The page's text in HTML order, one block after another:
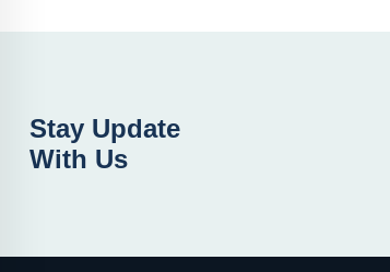
Stay Update
With Us